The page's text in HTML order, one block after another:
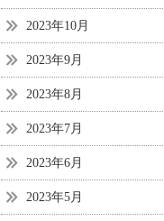
2023年10月
2023年9月
2023年8月
2023年7月
2023年6月
2023年5月